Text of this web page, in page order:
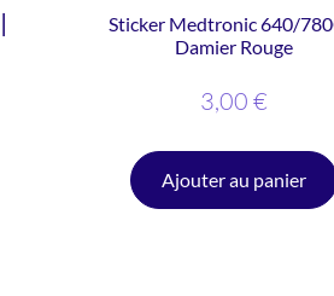
Sticker Medtronic 640/
Damier Rouge
3,00 €
Ajouter au panier